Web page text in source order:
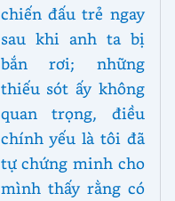
chiến đấu trẻ ngay
sau khi anh ta bị
bắn rơi; những
thiếu sót ấy không
quan trọng, điều
chính yếu là tôi đã
tự chứng minh cho
mình thấy rằng có